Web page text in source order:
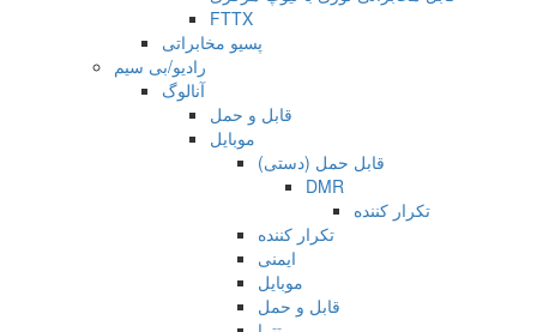
FTTX
پسیو مخابراتی
رادیو/بی سیم
آنالوگ
قابل و حمل
موبایل
قابل حمل (دستی)
DMR
تکرار کننده
تکرار کننده
ایمنی
موبایل
قابل و حمل